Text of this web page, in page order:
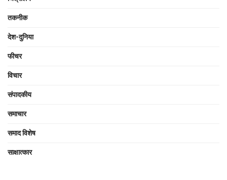
तकनीक
देश-दुनिया
फीचर
विचार
संपादकीय
समाचार
समाद विशेष
साक्षात्‍कार